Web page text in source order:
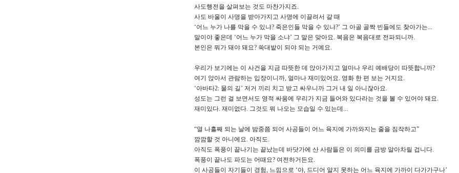
사도행전을 살펴보는 것도 마찬가지죠.
사도 바울이 사명을 받아가지고 사명에 이끌려서 갈 때
‘어느 누가 나를 막을 수 있냐? 죽은인들 막을 수 있냐?’ 그 아골 골짝 빈들에도 찾아가는...
말이야 좋은데 ‘어느 누가 막을 소냐’ 그 말은 맞아요. 복음은 복음대로 전파되니까.
본인은 뭐가 돼야 돼요? 쑥대밭이 되야 되는 거예요.
우리가 보기에는 이 사건을 지금 따뜻한 데 앉아가지고 얼마나 우리 예배당이 따뜻합니까?
여기 앉아서 관람하는 입장이니까, 얼마나 재미있어요. 영화 한 편 보는 거지요.
‘아바타2: 물의 길’ 저거 끼리 치고 받고 싸우니까 그거 내 일 아니잖아요.
성도는 그런 걸 보면서도 영적 싸움에 우리가 지금 들어와 있다라는 것을 볼 수 있어야 돼요.
재미있다. 재미없다. 그것도 뭐 나오는 모습일 수 있는데...
“열 나흘째 되는 날에 밤중쯤 되어 사공들이 어느 육지에 가까와지는 줄을 짐작하고”
깜깜할 것 아니에요. 아직도.
아직도 폭풍이 끝나기는 끝났는데 바닷가에 산 사람들은 이 의미를 금방 알아차릴 겁니다.
폭풍이 끝나도 파도는 어때요? 여전하거든요.
이 사공들이 자기들이 경험, 느낌으로 ‘야, 드디어 알지 못하는 어느 육지에 가까이 다가가구나’